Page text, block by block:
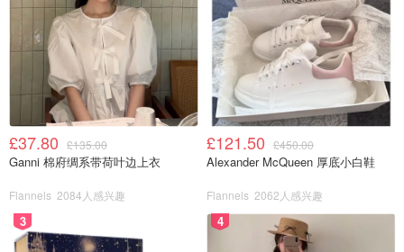
极简风盛行的今天，金属元素屡见不鲜。金属扣的设计简介
大气，蓝灰的颜色非常舒服。
stories 凉鞋
£69.00
& Other Stories
£37.80 £135.00
Ganni 棉府绸系带荷叶边上衣
Flannels 2084人感兴趣
£121.50 £450.00
Alexander McQueen 厚底小白鞋
Flannels 2062人感兴趣
3 4